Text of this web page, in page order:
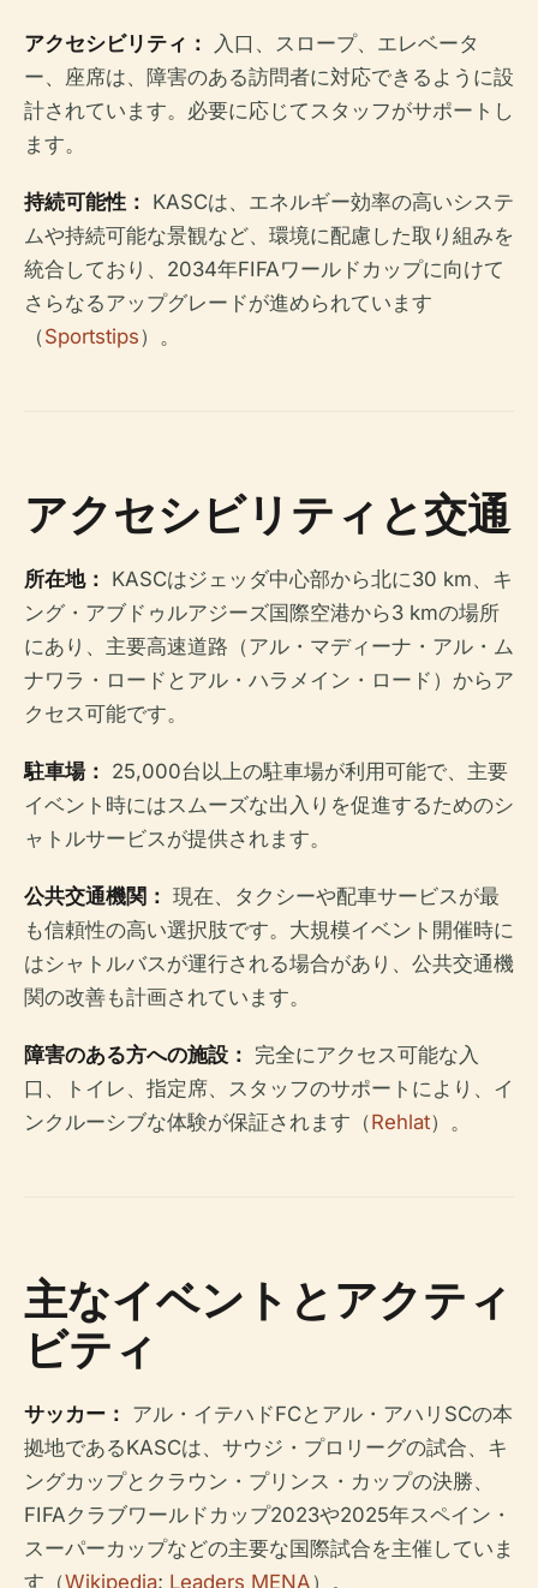
アクセシビリティ：
入口、スロープ、エレベータ
ー、座席は、障害のある訪問者に対応できるように設
計されています。必要に応じてスタッフがサポートし
ます。
持続可能性： KASCは、エネルギー効率の高いシステ
ムや持続可能な景観など、環境に配慮した取り組みを
統合しており、2034年FIFAワールドカップに向けて
さらなるアップグレードが進められています
（Sportstips）。
アクセシビリティと交通
所在地： KASCはジェッダ中心部から北に30 km、キ
ング・アブドゥルアジーズ国際空港から3 kmの場所
にあり、主要高速道路（アル・マディーナ・アル・ム
ナワラ・ロードとアル・ハラメイン・ロード）からア
クセス可能です。
駐車場： 25,000台以上の駐車場が利用可能で、主要
イベント時にはスムーズな出入りを促進するためのシ
ャトルサービスが提供されます。
公共交通機関： 現在、タクシーや配車サービスが最
も信頼性の高い選択肢です。大規模イベント開催時に
はシャトルバスが運行される場合があり、公共交通機
関の改善も計画されています。
障害のある方への施設： 完全にアクセス可能な入
口、トイレ、指定席、スタッフのサポートにより、イ
ンクルーシブな体験が保証されます（Rehlat）。
主なイベントとアクティ
ビティ
サッカー： アル・イテハドFCとアル・アハリSCの本
拠地であるKASCは、サウジ・プロリーグの試合、キ
ングカップとクラウン・プリンス・カップの決勝、
FIFAクラブワールドカップ2023や2025年スペイン・
スーパーカップなどの主要な国際試合を主催していま
す（Wikipedia; Leaders MENA）。